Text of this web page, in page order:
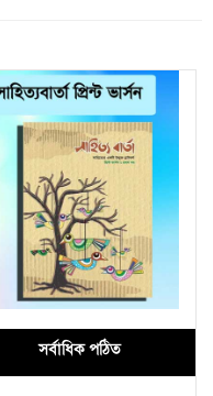
সর্বাধিক পঠিত